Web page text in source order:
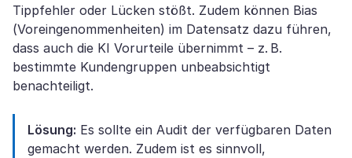
Tippfehler oder Lücken stößt. Zudem können Bias
(Voreingenommenheiten) im Datensatz dazu führen,
dass auch die KI Vorurteile übernimmt – z. B.
bestimmte Kundengruppen unbeabsichtigt
benachteiligt.
Lösung: Es sollte ein Audit der verfügbaren Daten
gemacht werden. Zudem ist es sinnvoll,